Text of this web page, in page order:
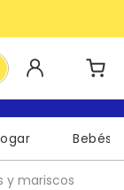
Bebés
y mariscos